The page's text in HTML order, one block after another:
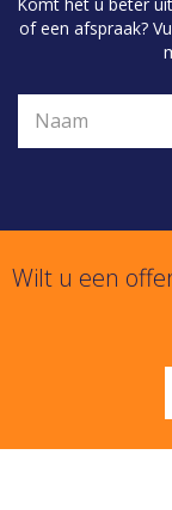
of een afspraak?
Wilt u een